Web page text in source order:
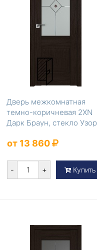
Дверь межкомнатная
темно-коричневая 2XN
Дарк Браун, стекло Узор
от 13 860
- + Купить